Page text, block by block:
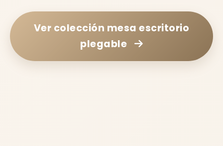
Ver colección mesa escritorio
plegable